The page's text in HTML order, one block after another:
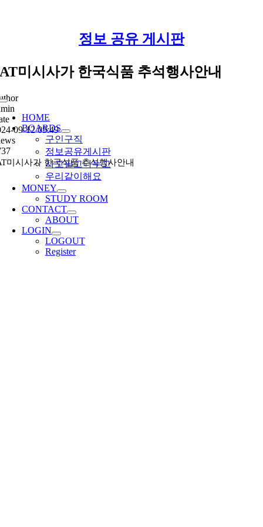
Toggle
Navigation
HOME
BOARDS
구인구직
정보공유게시판
사고팔고나누고
우리같이해요
MONEY
STUDY ROOM
CONTACT
ABOUT
LOGIN
LOGOUT
Register
정보 공유 게시판
미시사가 한국식품 추석행사안내
09-12 05:49
미시사가 한국식품 추석행사안내